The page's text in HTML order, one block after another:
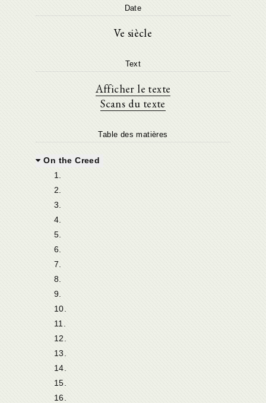
Date
Ve siècle
Text
Afficher le texte
Scans du texte
Table des matières
On the Creed
1.
2.
3.
4.
5.
6.
7.
8.
9.
10.
11.
12.
13.
14.
15.
16.